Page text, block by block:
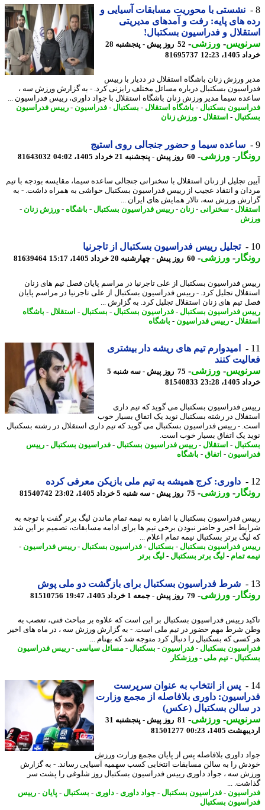
نشستی با محوریت مسابقات آسیایی و
های پایه: رفت و آمدهای مدیریتی
و فدراسیون بسکتبال!
-ورزشی-
52 روز پیش - پنجشنبه 28
12:23
81695737
ورزش زنان باشگاه استقلال در ددیار با رییس
بسکتبال درباره مسائل مختلف رایزنی کرد. - به گزارش ورزش سه ،
سیما مدیر ورزش زنان باشگاه استقلال با جواد داوری، رییس فدراسیون ...
بسکتبال-باشگاه استقلال-بسکتبال-فدراسیون-رییس فدراسیون
-استقلال-ورزش زنان
ساعده سیما و حضور جنجالی روی استیج
-ورزشی-60 روز پیش - پنجشنبه 21 خرداد 1405، 04:02 81643032
تجلیل از زنان استقلال با سخنرانی جنجالی ساعده سیما، مقایسه بودجه با تیم
و انتقاد عجیب از رییس فدراسیون بسکتبال حواشی به همراه داشت. - به
ورزش سه، تالار همایش های ایران ...
-سخنرانی- زنان -رییس فدراسیون بسکتبال-باشگاه-ورزش زنان -
تجلیل رییس فدراسیون بسکتبال از تاجرنیا
-ورزشی-60 روز پیش - چهارشنبه 20 خرداد 1405، 15:17 81639464
فدراسیون بسکتبال از علی تاجرنیا در مراسم پایان فصل تیم های زنان
تجلیل کرد. - رییس فدراسیون بسکتبال از علی تاجرنیا در مراسم پایان
تیم های زنان استقلال تجلیل کرد. به گزارش ...
فدراسیون بسکتبال-فدراسیون بسکتبال-بسکتبال-استقلال-باشگاه
-رییس فدراسیون-باشگاه
امیدوارم تیم های ریشه دار بیشتری
کنند
-ورزشی-
75 روز پیش - سه شنبه 5
23:28
81540833
فدراسیون بسکتبال می گوید که تیم داری
در رشته بسکتبال نوید یک اتفاق بسیار خوب
- رییس فدراسیون بسکتبال می گوید که تیم داری استقلال در رشته بسکتبال
یک اتفاق بسیار خوب است.
-استقلال-رییس فدراسیون بسکتبال-فدراسیون بسکتبال-رییس
-اتفاق-باشگاه
داوری: کرج همیشه به تیم ملی بازیکن معرفی کرده
-ورزشی-75 روز پیش - سه شنبه 5 خرداد 1405، 23:02 81540742
فدراسیون بسکتبال با اشاره به نیمه تمام ماندن لیگ برتر گفت با توجه به
اخیر و حاضر نبودن برخی تیم ها برای ادامه مسابقات، تصمیم بر این شد
برتر بسکتبال نیمه تمام اعلام ...
فدراسیون بسکتبال-بسکتبال-فدراسیون بسکتبال-رییس فدراسیون-
تمام -لیگ برتر بسکتبال-لیگ برتر
شرط فدراسیون بسکتبال برای بازگشت دو ملی پوش
-ورزشی-79 روز پیش - جمعه 1 خرداد 1405، 19:47 81510756
رییس فدراسیون بسکتبال بر این است که علاوه بر مباحث فنی، تعصب به
شرط مهم حضور در تیم ملی است. - به گزارش ورزش سه ، در ماه های اخیر
که بسکتبال را دنبال کرد متوجه شد که بهنام ...
بسکتبال-فدراسیون-بسکتبال-مسائل سیاسی-رییس فدراسیون
-تیم ملی -ورزشکار
پس از انتخاب به عنوان سرپرست
داوری بلافاصله از مجمع وزارت
سالن بسکتبال (عکس)
-ورزشی-
81 روز پیش - پنجشنبه 31
1405، 00:23
81501277
داوری بلافاصله پس از پایان مجمع وزارت ورزش
را به سالن مسابقات انتخابی کسب سهمیه آسیایی رساند. - به گزارش
سه ، جواد داوری رییس فدراسیون بسکتبال روز شلوغی را پشت سر
...
-فدراسیون بسکتبال-جواد داوری - داوری - بسکتبال-پایان-رییس
بسکتبال